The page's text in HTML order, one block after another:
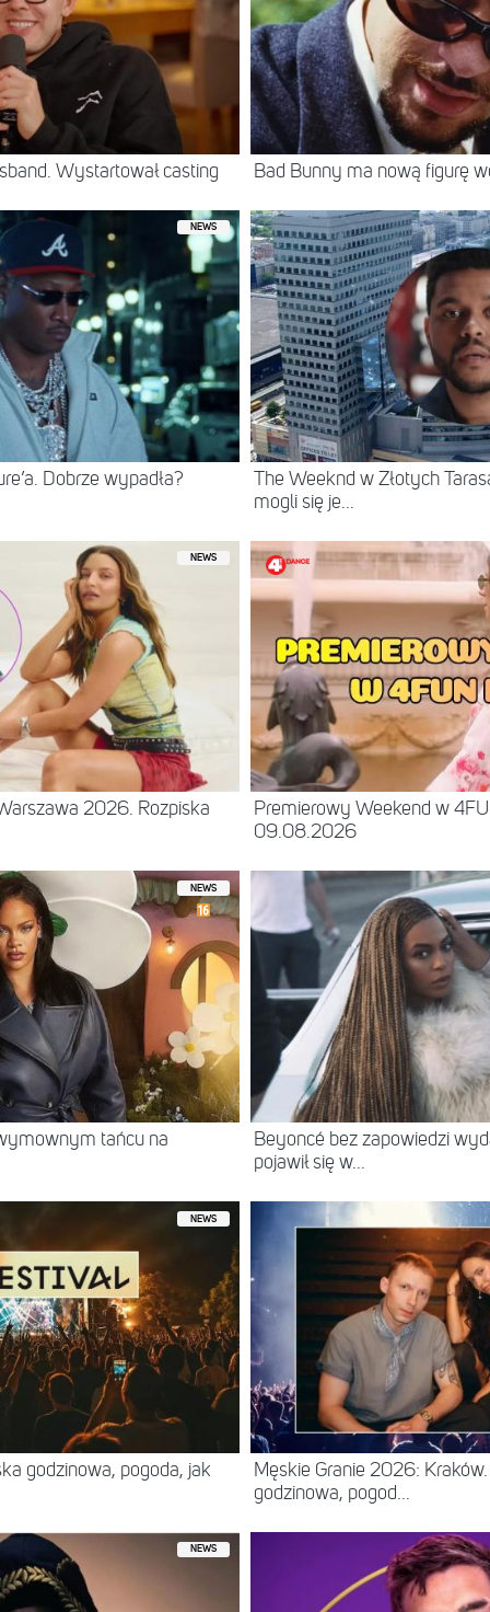
Wystartował casting Bad Bunny ma nową figurę
NEWS
Dobrze wypadła?
The Weeknd w Złotych
mogli się je...
NEWS
2026. Rozpiska
Premierowy Weekend w
09.08.2026
NEWS
tańcu na
Beyoncé bez zapowiedzi
pojawił się w...
NEWS
godzinowa, pogoda, jak
Męskie Granie 2026:
godzinowa, pogod...
NEWS